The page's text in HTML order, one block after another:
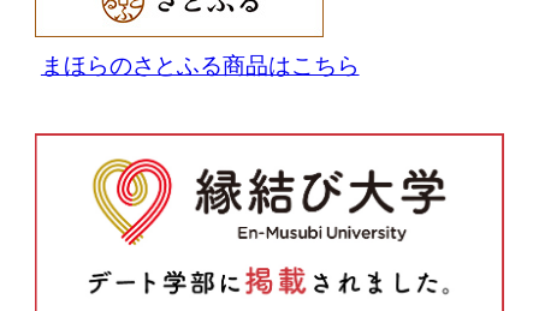
まほらのさとふる商品はこちら